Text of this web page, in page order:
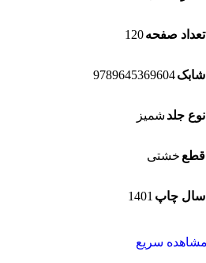
صفحه120
9789645369604
جلدشمیز
خشتی
چاپ1401
سریع